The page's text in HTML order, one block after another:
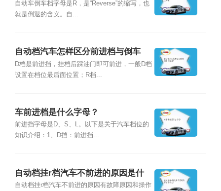
自动车倒车档字母是R，是“Reverse”的缩写，也
就是倒退的含义。自...
自动档汽车怎样区分前进档与倒车
档？
D档是前进挡，挂档后踩油门即可前进，一般D档
设置在档位最后面位置；R档...
车前进档是什么字母？
前进挡字母是D、S、L。以下是关于汽车档位的
知识介绍：1、D挡：前进挡...
自动档挂r档汽车不前进的原因是什
么？
自动档挂r档汽车不前进的原因有故障原因和操作